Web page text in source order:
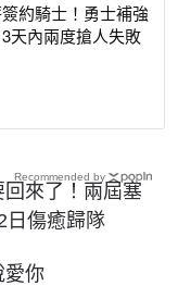
約騎士！勇士補強
內兩度搶人失敗
來了！兩屆塞
日傷癒歸隊
愛你
Recommended by